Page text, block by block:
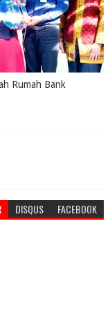
Rumah Bank
DISQUS FACEBOOK